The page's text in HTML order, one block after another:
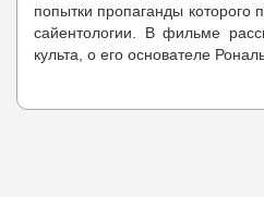
попытки пропаганды которого
сайентологии. В фильме
культа, о его основателе